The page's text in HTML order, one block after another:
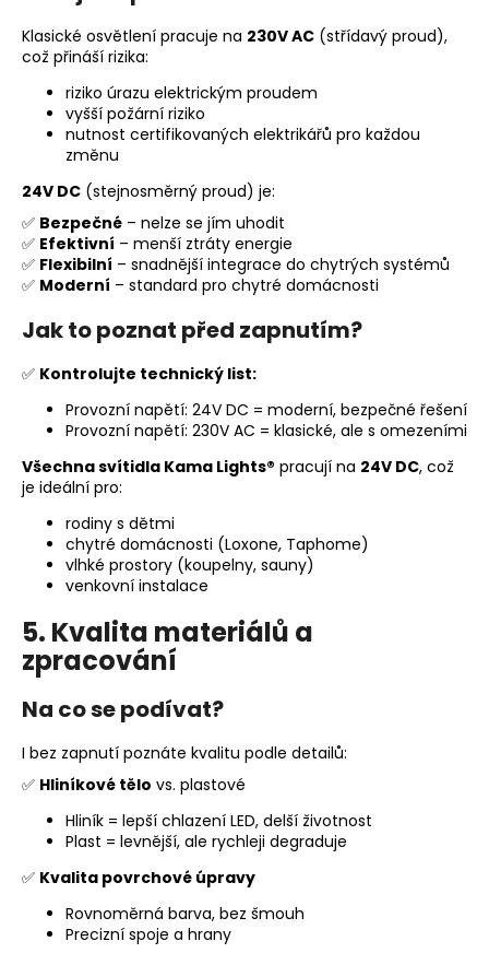
Klasické osvětlení pracuje na 230V AC (střídavý proud),
což přináší rizika:
riziko úrazu elektrickým proudem
vyšší požární riziko
nutnost certifikovaných elektrikářů pro každou
změnu
24V DC (stejnosměrný proud) je:
✅ Bezpečné – nelze se jím uhodit
✅ Efektivní – menší ztráty energie
✅ Flexibilní – snadnější integrace do chytrých systémů
✅ Moderní – standard pro chytré domácnosti
Jak to poznat před zapnutím?
✅ Kontrolujte technický list:
Provozní napětí: 24V DC = moderní, bezpečné řešení
Provozní napětí: 230V AC = klasické, ale s omezeními
Všechna svítidla Kama Lights® pracují na 24V DC, což
je ideální pro:
rodiny s dětmi
chytré domácnosti (Loxone, Taphome)
vlhké prostory (koupelny, sauny)
venkovní instalace
5. Kvalita materiálů a
zpracování
Na co se podívat?
I bez zapnutí poznáte kvalitu podle detailů:
✅ Hliníkové tělo vs. plastové
Hliník = lepší chlazení LED, delší životnost
Plast = levnější, ale rychleji degraduje
✅ Kvalita povrchové úpravy
Rovnoměrná barva, bez šmouh
Precizní spoje a hrany